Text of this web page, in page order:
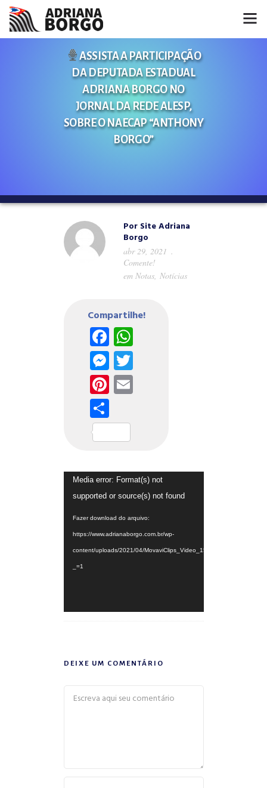
CONHEÇA A ADRIANA
ASSISTA A PARTICIPAÇÃO
DA DEPUTADA ESTADUAL
ADRIANA BORGO NO
JORNAL DA REDE ALESP,
SOBRE O NAECAP “ANTHONY
BORGO”
Por Site Adriana
Borgo
abr 29, 2021
Comente!
em Notas, Notícias
Compartilhe!
Facebook
WhatsApp
Messenger
Twitter
Pinterest
Email
Share
Tocador
de
Media error: Format(s) not
supported or source(s) not found
Fazer download do arquivo:
https://www.adrianaborgo.com.br/wp-
content/uploads/2021/04/MovaviClips_Video_15.mp4?
_=1
DEIXE UM COMENTÁRIO